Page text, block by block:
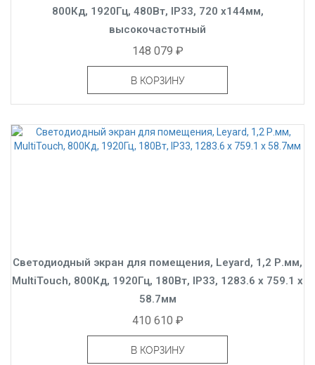
800Кд, 1920Гц, 480Вт, IP33, 720 x144мм,
высокочастотный
148 079 ₽
В КОРЗИНУ
Светодиодный экран для помещения, Leyard, 1,2 Р.мм,
MultiTouch, 800Кд, 1920Гц, 180Вт, IP33, 1283.6 x 759.1 x
58.7мм
410 610 ₽
В КОРЗИНУ